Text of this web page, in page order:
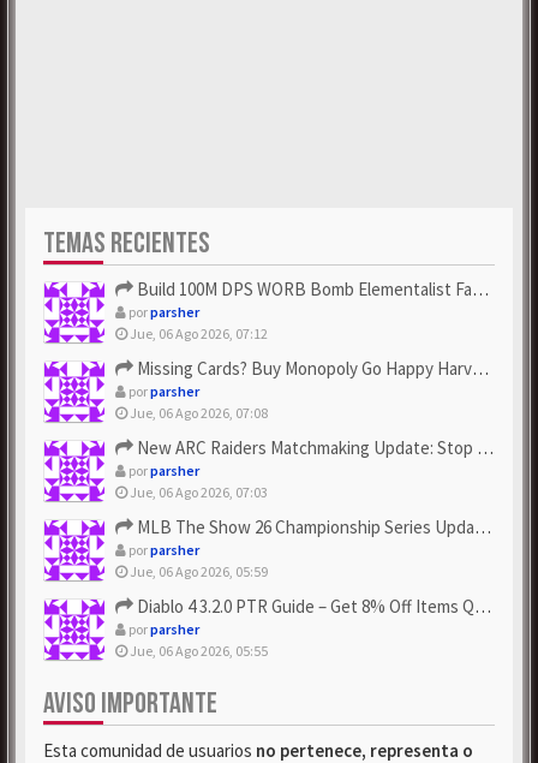
TEMAS RECIENTES
Build 100M DPS WORB Bomb Elementalist Fast - Grab POE Curren...
porparsher
Jue, 06 Ago 2026, 07:12
Missing Cards? Buy Monopoly Go Happy Harvest with Looney Tun...
porparsher
Jue, 06 Ago 2026, 07:08
New ARC Raiders Matchmaking Update: Stop Failed - Grab Bluep...
porparsher
Jue, 06 Ago 2026, 07:03
MLB The Show 26 Championship Series Update! Get Cheap & ...
porparsher
Jue, 06 Ago 2026, 05:59
Diablo 4 3.2.0 PTR Guide – Get 8% Off Items Quickly to Test ...
porparsher
Jue, 06 Ago 2026, 05:55
AVISO IMPORTANTE
Esta comunidad de usuarios no pertenece, representa o